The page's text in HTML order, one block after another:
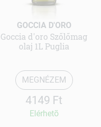
GOCCIA D'ORO
Goccia d'oro Szőlőmag
olaj 1L Puglia
MEGNÉZEM
4149 Ft
Elérhetõ